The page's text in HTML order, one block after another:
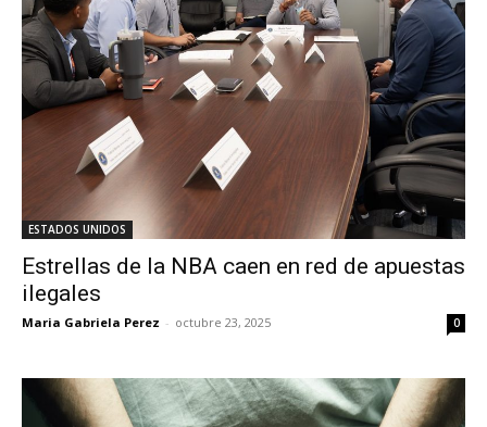
ESTADOS UNIDOS
Estrellas de la NBA caen en red de apuestas
ilegales
Maria Gabriela Perez - octubre 23, 2025 0